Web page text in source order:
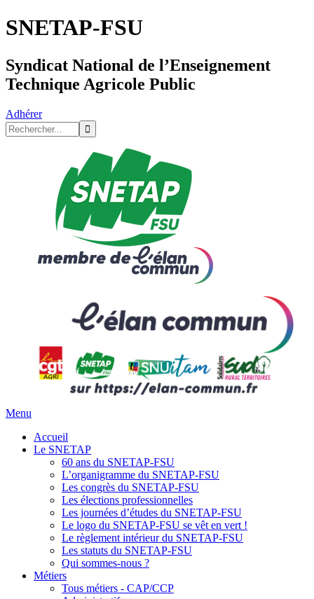
SNETAP-FSU
Syndicat National de l’Enseignement
Technique Agricole Public
Adhérer
Menu
Accueil
Le SNETAP
60 ans du SNETAP-FSU
L’organigramme du SNETAP-FSU
Les congrès du SNETAP-FSU
Les élections professionnelles
Les journées d’études du SNETAP-FSU
Le logo du SNETAP-FSU se vêt en vert !
Le règlement intérieur du SNETAP-FSU
Les statuts du SNETAP-FSU
Qui sommes-nous ?
Métiers
Tous métiers - CAP/CCP